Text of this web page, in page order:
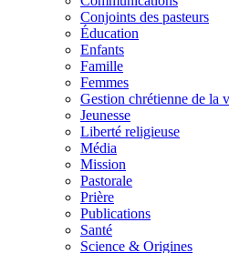
Conjoints des pasteurs
Éducation
Enfants
Famille
Femmes
Gestion chrétienne de la
Jeunesse
Liberté religieuse
Média
Mission
Pastorale
Prière
Publications
Santé
Science & Origines